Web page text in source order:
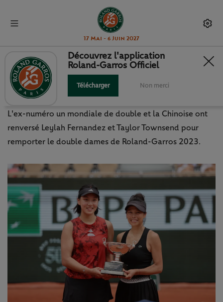
17 Mai - 6 Juin 2027
WEI HSIEH ET XINYU WANG, DÉJÀ
AU SOMMET !
L'ex-numéro un mondiale de double et la Chinoise ont
renversé Leylah Fernandez et Taylor Townsend pour
remporter le double dames de Roland-Garros 2023.
Découvrez l'application
Roland-Garros Officiel
Télécharger Non merci